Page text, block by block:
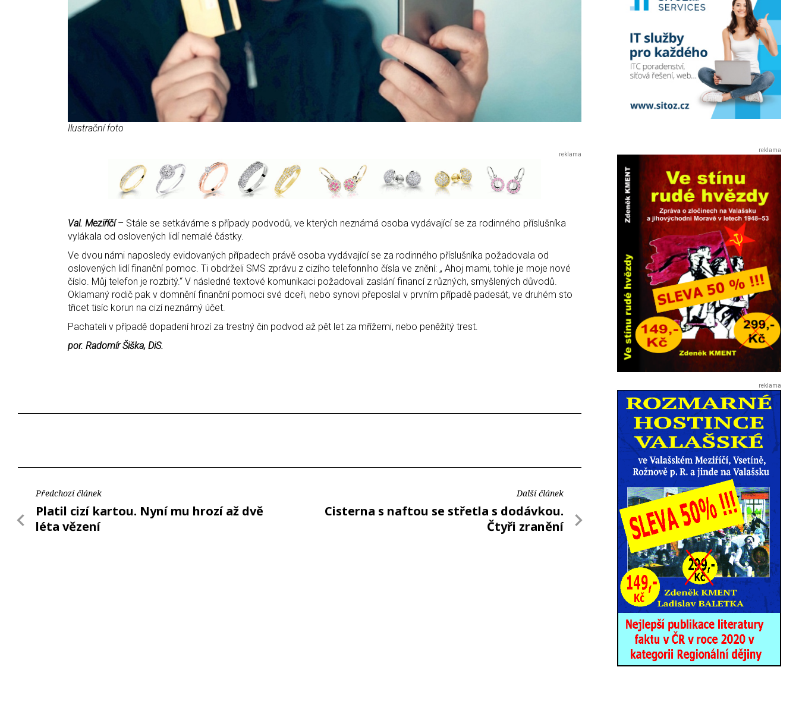
Ilustrační foto
Val. Meziříčí – Stále se setkáváme s případy podvodů, ve kterých neznámá osoba vydávající se za rodinného příslušníka
vylákala od oslovených lidí nemalé částky.
Ve dvou námi naposledy evidovaných případech právě osoba vydávající se za rodinného příslušníka požadovala od
oslovených lidí finanční pomoc. Ti obdrželi SMS zprávu z cizího telefonního čísla ve znění: „ Ahoj mami, tohle je moje nové
číslo. Můj telefon je rozbitý.“ V následné textové komunikaci požadovali zaslání financí z různých, smyšlených důvodů.
Oklamaný rodič pak v domnění finanční pomoci své dceři, nebo synovi přeposlal v prvním případě padesát, ve druhém sto
třicet tisíc korun na cizí neznámý účet.
Pachateli v případě dopadení hrozí za trestný čin podvod až pět let za mřížemi, nebo peněžitý trest.
por. Radomír Šiška, DiS.
Předchozí článek
Platil cizí kartou. Nyní mu hrozí až dvě
léta vězení
Další článek
Cisterna s naftou se střetla s dodávkou.
Čtyři zranění